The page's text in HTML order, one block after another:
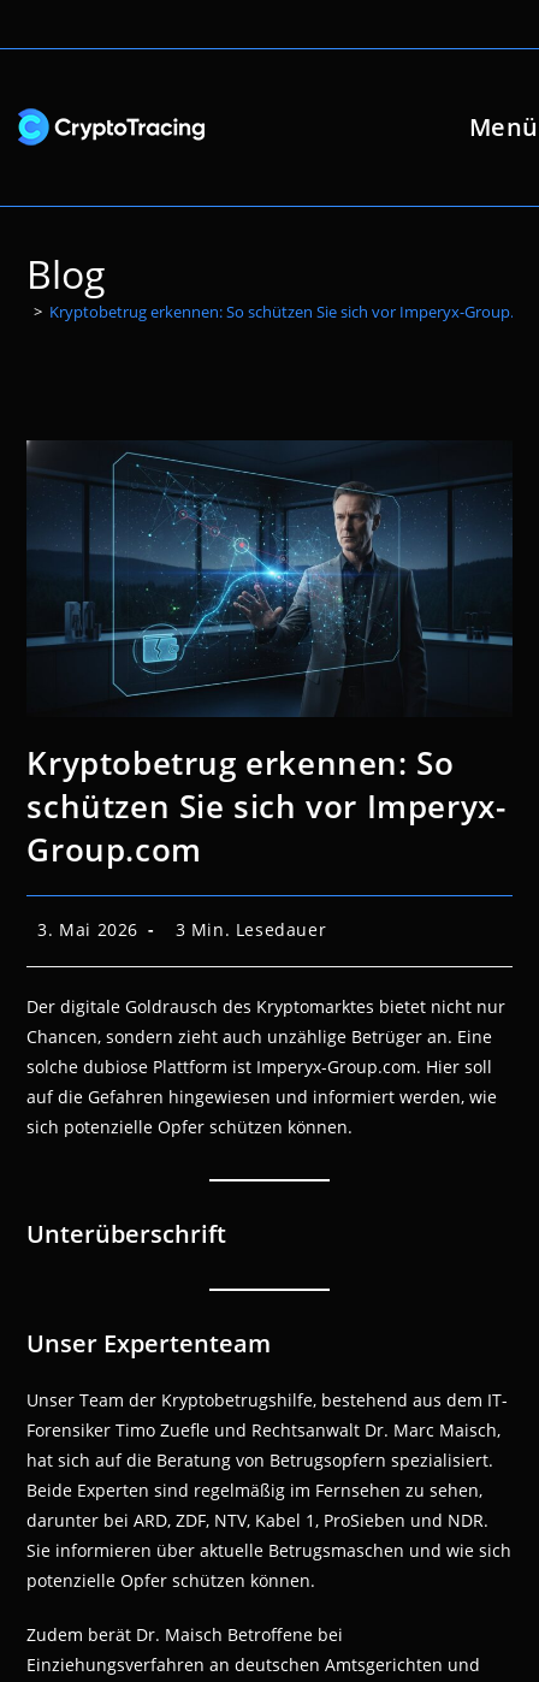
Inhalt
Menü
Blog
> Kryptobetrug erkennen: So schützen Sie sich vor Imperyx-
Kryptobetrug erkennen: So
schützen Sie sich vor Imperyx-
Group.com
Beitrag
3. Mai 2026 Lesedauer:
3 Min. Lesedauer
Der digitale Goldrausch des Kryptomarktes bietet nicht nur
Chancen, sondern zieht auch unzählige Betrüger an. Eine
solche dubiose Plattform ist Imperyx-Group.com. Hier soll
auf die Gefahren hingewiesen und informiert werden, wie
sich potenzielle Opfer schützen können.
Unterüberschrift
Unser Expertenteam
Unser Team der Kryptobetrugshilfe, bestehend aus dem IT-
Forensiker Timo Zuefle und Rechtsanwalt Dr. Marc Maisch,
hat sich auf die Beratung von Betrugsopfern spezialisiert.
Beide Experten sind regelmäßig im Fernsehen zu sehen,
darunter bei ARD, ZDF, NTV, Kabel 1, ProSieben und NDR.
Sie informieren über aktuelle Betrugsmaschen und wie sich
potenzielle Opfer schützen können.
Zudem berät Dr. Maisch Betroffene bei
Einziehungsverfahren an deutschen Amtsgerichten und